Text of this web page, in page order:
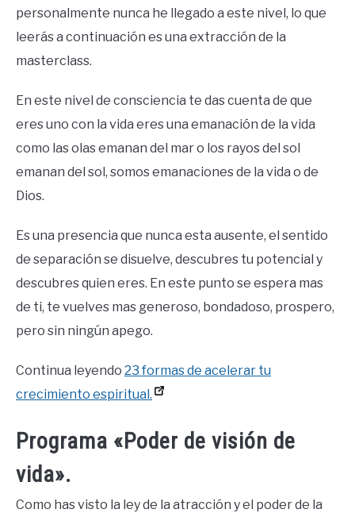
personalmente nunca he llegado a este nivel, lo que
leerás a continuación es una extracción de la
masterclass.
En este nivel de consciencia te das cuenta de que
eres uno con la vida eres una emanación de la vida
como las olas emanan del mar o los rayos del sol
emanan del sol, somos emanaciones de la vida o de
Dios.
Es una presencia que nunca esta ausente, el sentido
de separación se disuelve, descubres tu potencial y
descubres quien eres. En este punto se espera mas
de ti, te vuelves mas generoso, bondadoso, prospero,
pero sin ningún apego.
Continua leyendo 23 formas de acelerar tu
crecimiento espiritual.
Programa «Poder de visión de
vida».
Como has visto la ley de la atracción y el poder de la